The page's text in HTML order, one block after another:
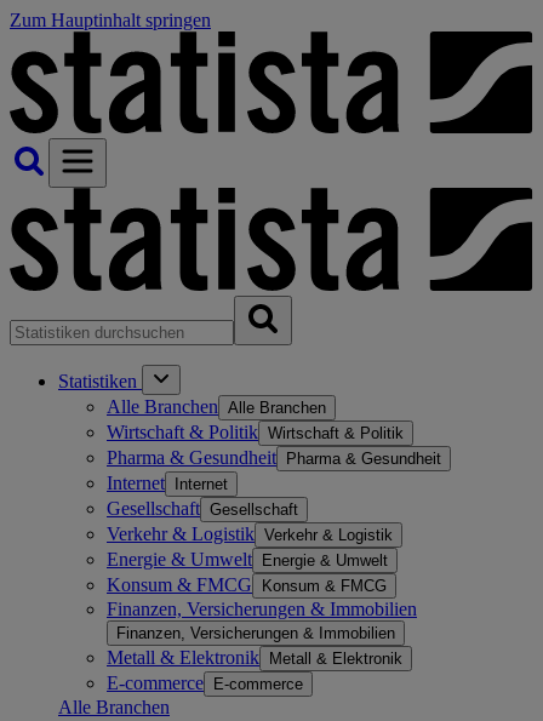
Zum Hauptinhalt springen
Statistiken
Alle Branchen Alle Branchen
Wirtschaft & Politik Wirtschaft & Politik
Pharma & Gesundheit Pharma & Gesundheit
Internet Internet
Gesellschaft Gesellschaft
Verkehr & Logistik Verkehr & Logistik
Energie & Umwelt Energie & Umwelt
Konsum & FMCG Konsum & FMCG
Finanzen, Versicherungen & Immobilien
Finanzen, Versicherungen & Immobilien
Metall & Elektronik Metall & Elektronik
E-commerce E-commerce
Alle Branchen